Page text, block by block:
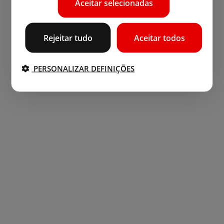
Aceitar selecionadas
Aceitar todos
Rejeitar tudo
PERSONALIZAR DEFINIÇÕES